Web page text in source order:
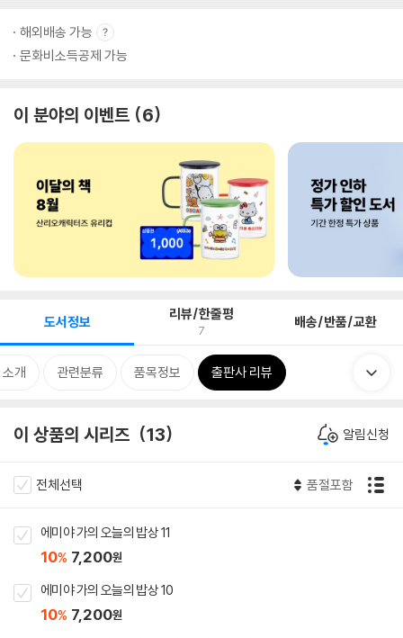
해외배송 가능
문화비소득공제 가능
이 분야의 이벤트 6
도서정보 리뷰/한줄평
7 배송/반품/교환
개 관련분류 품목정보 출판사 리뷰
이 상품의 시리즈 13 알림신청
전체선택 품절포함
에미야 가의 오늘의 밥상 11
10% 7,200원
에미야 가의 오늘의 밥상 10
10% 7,200원